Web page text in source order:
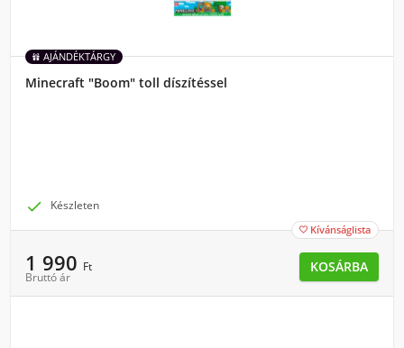
AJÁNDÉKTÁRGY
Minecraft "Boom" toll díszítéssel
 Készleten
 Kívánságlista
1 990 Ft
Bruttó ár
KOSÁRBA